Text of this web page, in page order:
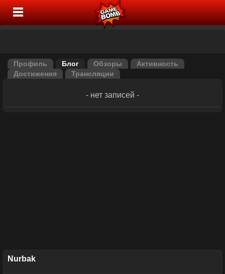
Профиль Блог Обзоры
Активность
Достижения
Трансляции
- нет записей -
Nurbak